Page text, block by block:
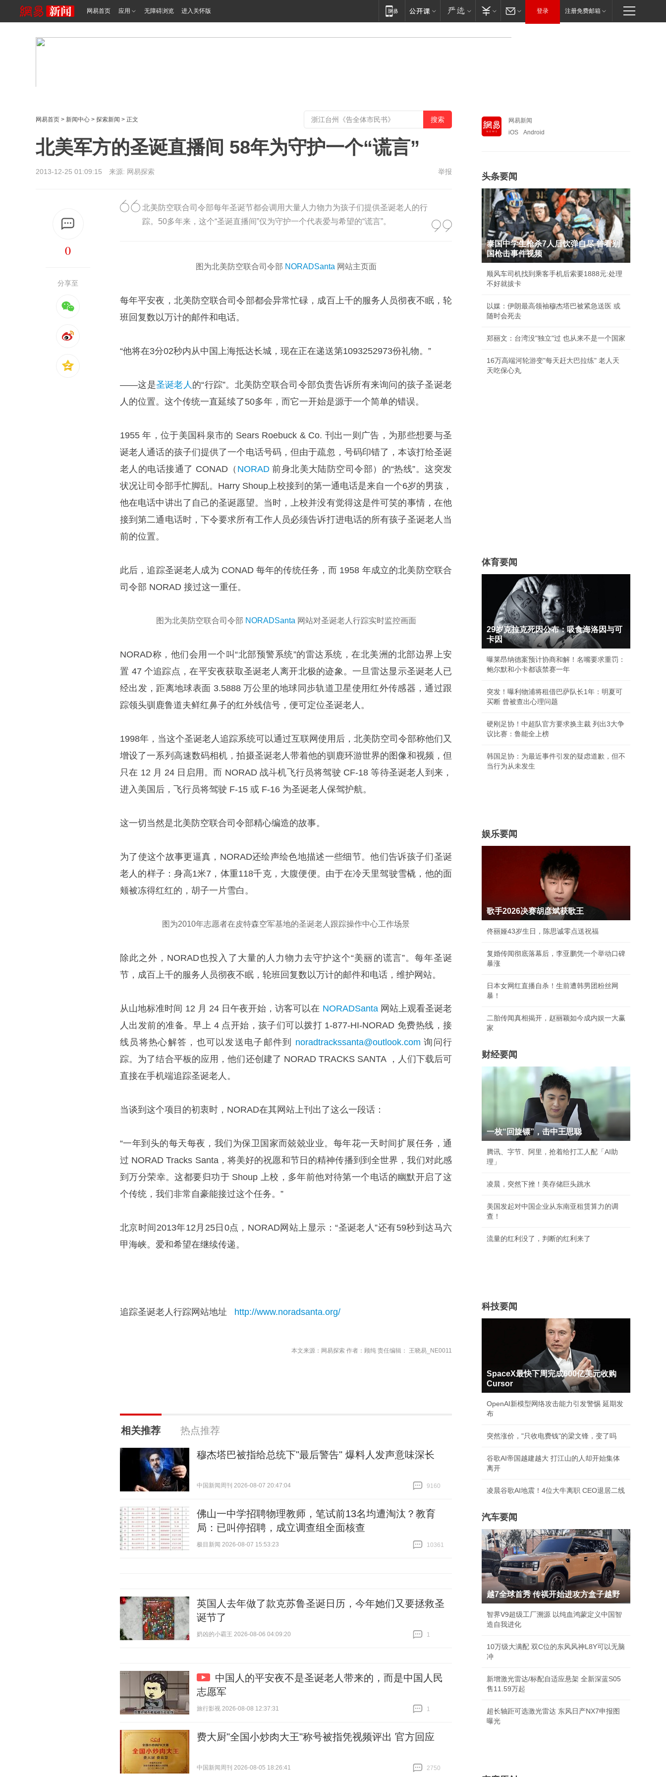
网易首页 应用 无障碍浏览 进入关怀版 登录 注册免费邮箱
网易首页 > 新闻中心 > 探索新闻 > 正文
北美军方的圣诞直播间 58年为守护一个“谎言”
2013-12-25 01:09:15 来源: 网易探索 举报
0
分享至
北美防空联合司令部每年圣诞节都会调用大量人力物力为孩子们提供圣诞老人的行
踪。50多年来，这个“圣诞直播间”仅为守护一个代表爱与希望的“谎言”。
图为北美防空联合司令部 NORADSanta 网站主页面
每年平安夜，北美防空联合司令部都会异常忙碌，成百上千的服务人员彻夜不眠，轮
班回复数以万计的邮件和电话。
“他将在3分02秒内从中国上海抵达长城，现在正在递送第1093252973份礼物。”
——这是圣诞老人 的“行踪”。北美防空联合司令部负责告诉所有来询问的孩子圣诞老
人的位置。这个传统一直延续了50多年，而它一开始是源于一个简单的错误。
1955 年，位于美国科泉市的 Sears Roebuck & Co. 刊出一则广告，为那些想要与圣
诞老人通话的孩子们提供了一个电话号码，但由于疏忽，号码印错了，本该打给圣诞
老人的电话接通了 CONAD（ NORAD前身北美大陆防空司令部）的“热线”。这突发
状况让司令部手忙脚乱。Harry Shoup上校接到的第一通电话是来自一个6岁的男孩，
他在电话中讲出了自己的圣诞愿望。当时，上校并没有觉得这是件可笑的事情，在他
接到第二通电话时，下令要求所有工作人员必须告诉打进电话的所有孩子圣诞老人当
前的位置。
此后，追踪圣诞老人成为 CONAD 每年的传统任务，而 1958 年成立的北美防空联合
司令部 NORAD 接过这一重任。
图为北美防空联合司令部 NORADSanta 网站对圣诞老人行踪实时监控画面
NORAD称，他们会用一个叫“北部预警系统”的雷达系统，在北美洲的北部边界上安
置 47 个追踪点，在平安夜获取圣诞老人离开北极的迹象。一旦雷达显示圣诞老人已
经出发，距离地球表面 3.5888 万公里的地球同步轨道卫星使用红外传感器，通过跟
踪领头驯鹿鲁道夫鲜红鼻子的红外线信号，便可定位圣诞老人。
1998年，当这个圣诞老人追踪系统可以通过互联网使用后，北美防空司令部称他们又
增设了一系列高速数码相机，拍摄圣诞老人带着他的驯鹿环游世界的图像和视频，但
只在 12 月 24 日启用。而 NORAD 战斗机飞行员将驾驶 CF-18 等待圣诞老人到来，
进入美国后，飞行员将驾驶 F-15 或 F-16 为圣诞老人保驾护航。
这一切当然是北美防空联合司令部精心编造的故事。
为了使这个故事更逼真，NORAD还绘声绘色地描述一些细节。他们告诉孩子们圣诞
老人的样子：身高1米7，体重118千克，大腹便便。由于在冷天里驾驶雪橇，他的面
颊被冻得红红的，胡子一片雪白。
图为2010年志愿者在皮特森空军基地的圣诞老人跟踪操作中心工作场景
除此之外，NORAD也投入了大量的人力物力去守护这个“美丽的谎言”。每年圣诞
节，成百上千的服务人员彻夜不眠，轮班回复数以万计的邮件和电话，维护网站。
从山地标准时间 12 月 24 日午夜开始，访客可以在 NORADSanta网站上观看圣诞老
人出发前的准备。早上 4 点开始，孩子们可以拨打 1-877-HI-NORAD 免费热线，接
线员将热心解答，也可以发送电子邮件到 noradtrackssanta@outlook.com询问行
踪。为了结合平板的应用，他们还创建了 NORAD TRACKS SANTA ，人们下载后可
直接在手机端追踪圣诞老人。
当谈到这个项目的初衷时，NORAD在其网站上刊出了这么一段话：
“一年到头的每天每夜，我们为保卫国家而兢兢业业。每年花一天时间扩展任务，通
过 NORAD Tracks Santa，将美好的祝愿和节日的精神传播到到全世界，我们对此感
到万分荣幸。这都要归功于 Shoup 上校，多年前他对待第一个电话的幽默开启了这
个传统，我们非常自豪能接过这个任务。”
北京时间2013年12月25日0点，NORAD网站上显示：“圣诞老人”还有59秒到达马六
甲海峡。爱和希望在继续传递。
追踪圣诞老人行踪网站地址 http://www.noradsanta.org/
本文来源：网易探索 作者：顾纯 责任编辑： 王晓易_NE0011
相关推荐 热点推荐
穆杰塔巴被指给总统下"最后警告" 爆料人发声意味深长
中国新闻周刊 2026-08-07 20:47:04
9160
佛山一中学招聘物理教师，笔试前13名均遭淘汰？教育
局：已叫停招聘，成立调查组全面核查
极目新闻 2026-08-07 15:53:23
10361
英国人去年做了款克苏鲁圣诞日历，今年她们又要拯救圣
诞节了
奶凶的小霸王 2026-08-06 04:09:20
1
中国人的平安夜不是圣诞老人带来的，而是中国人民
志愿军
旅行影视 2026-08-08 12:37:31
1
费大厨"全国小炒肉大王"称号被指凭视频评出 官方回应
中国新闻周刊 2026-08-05 18:26:41
2750
网易新闻
iOS
Android
头条要闻
泰国中学生枪杀7人后饮弹自尽 曾看别
国枪击事件视频
顺风车司机找到乘客手机后索要1888元:处理
不好就拔卡
以媒：伊朗最高领袖穆杰塔巴被紧急送医 或
随时会死去
郑丽文：台湾没"独立"过 也从来不是一个国家
16万高端河轮游变"每天赶大巴拉练" 老人天
天吃保心丸
体育要闻
29岁克拉克死因公布：吸食海洛因与可
卡因
曝莱昂纳德案预计协商和解！名嘴要求重罚：
鲍尔默和小卡都该禁赛一年
突发！曝利物浦将租借巴萨队长1年：明夏可
买断 曾被查出心理问题
硬刚足协！中超队官方要求换主裁 列出3大争
议比赛：鲁能全上榜
韩国足协：为最近事件引发的疑虑道歉，但不
当行为从未发生
娱乐要闻
歌手2026决赛胡彦斌获歌王
佟丽娅43岁生日，陈思诚零点送祝福
复婚传闻彻底落幕后，李亚鹏凭一个举动口碑
暴涨
日本女网红直播自杀！生前遭韩男团粉丝网
暴！
二胎传闻真相揭开，赵丽颖如今成内娱一大赢
家
财经要闻
一枚“回旋镖”，击中王思聪
腾讯、字节、阿里，抢着给打工人配「AI助
理」
凌晨，突然下挫！美存储巨头跳水
美国发起对中国企业从东南亚租赁算力的调
查！
流量的红利没了，判断的红利来了
科技要闻
SpaceX最快下周完成600亿美元收购
Cursor
OpenAI新模型网络攻击能力引发警惕 延期发
布
突然涨价，"只收电费钱"的梁文锋，变了吗
谷歌AI帝国越建越大 打江山的人却开始集体
离开
凌晨谷歌AI地震！4位大牛离职 CEO退居二线
汽车要闻
越7全球首秀 传祺开始进攻方盒子越野
智界V9超级工厂溯源 以纯血鸿蒙定义中国智
造自我进化
10万级大满配 双C位的东风风神L8Y可以无脑
冲
新增激光雷达/标配自适应悬架 全新深蓝S05
售11.59万起
超长轴距可选激光雷达 东风日产NX7申报图
曝光